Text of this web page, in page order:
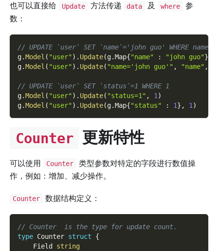
也可以直接给 Update 方法传递 data 及 where
参
数：
// UPDATE `user` SET `name`='john guo' WHERE
g.Model ( "user") . Update(g.Map{"name" : "john guo"}
g.Model ( "user") . Update( "name='john guo'" , "name" ,
// UPDATE `user` SET `status`=1 WHERE 1
g.Model ( "user") . Update( "status=1" , 1 )
g.Model ( "user") . Update(g.Map{"status" : 1} , 1 )
Counter 更新特性
可以使用 Counter
类型参数对特定的字段进行数值操
作，例如：增加、减少操作。
Counter 数据结构定义：
// Counter  is the type for update count.
type Counter struct
{
    Field
string